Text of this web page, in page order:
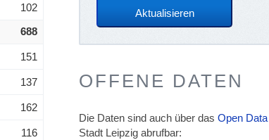
102
688
151
137
162
116
OFFENE DATEN
Die Daten sind auch über dasOpen
Stadt Leipzig abrufbar: